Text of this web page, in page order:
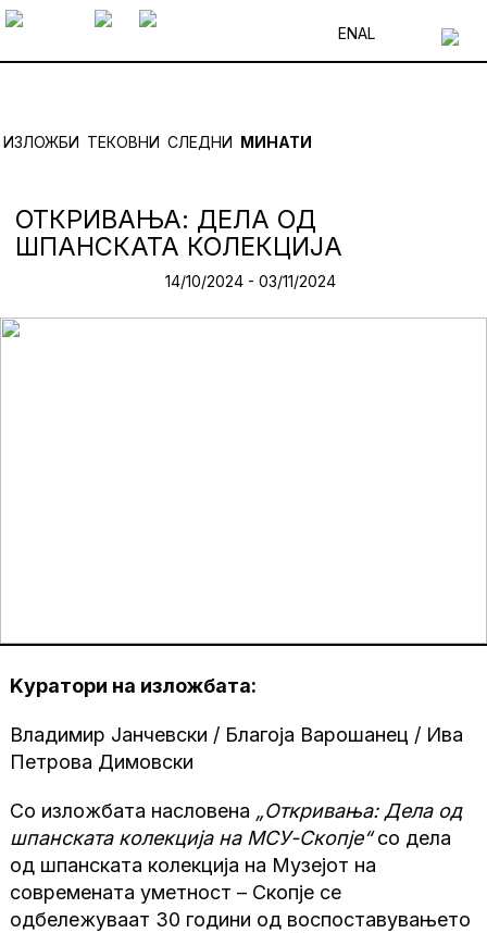
ENAL
ИЗЛОЖБИ ТЕКОВНИ СЛЕДНИ МИНАТИ
ОТКРИВАЊА: ДЕЛА ОД
ШПАНСКАТА КОЛЕКЦИЈА
14/10/2024 - 03/11/2024
Kуратори на изложбата:
Владимир Јанчевски / Благоја Варошанец / Ива
Петрова Димовски
Со изложбата насловена „Откривања: Дела од
шпанската колекција на МСУ-Скопје“со дела
од шпанската колекција на Музејот на
современата уметност – Скопје сe
одбележуваат 30 години од воспоставувањето